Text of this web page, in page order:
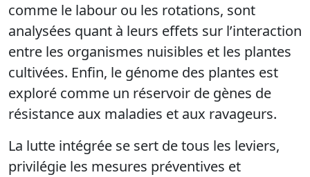
comme le labour ou les rotations, sont
analysées quant à leurs effets sur l’interaction
entre les organismes nuisibles et les plantes
cultivées. Enfin, le génome des plantes est
exploré comme un réservoir de gènes de
résistance aux maladies et aux ravageurs.
La lutte intégrée se sert de tous les leviers,
privilégie les mesures préventives et